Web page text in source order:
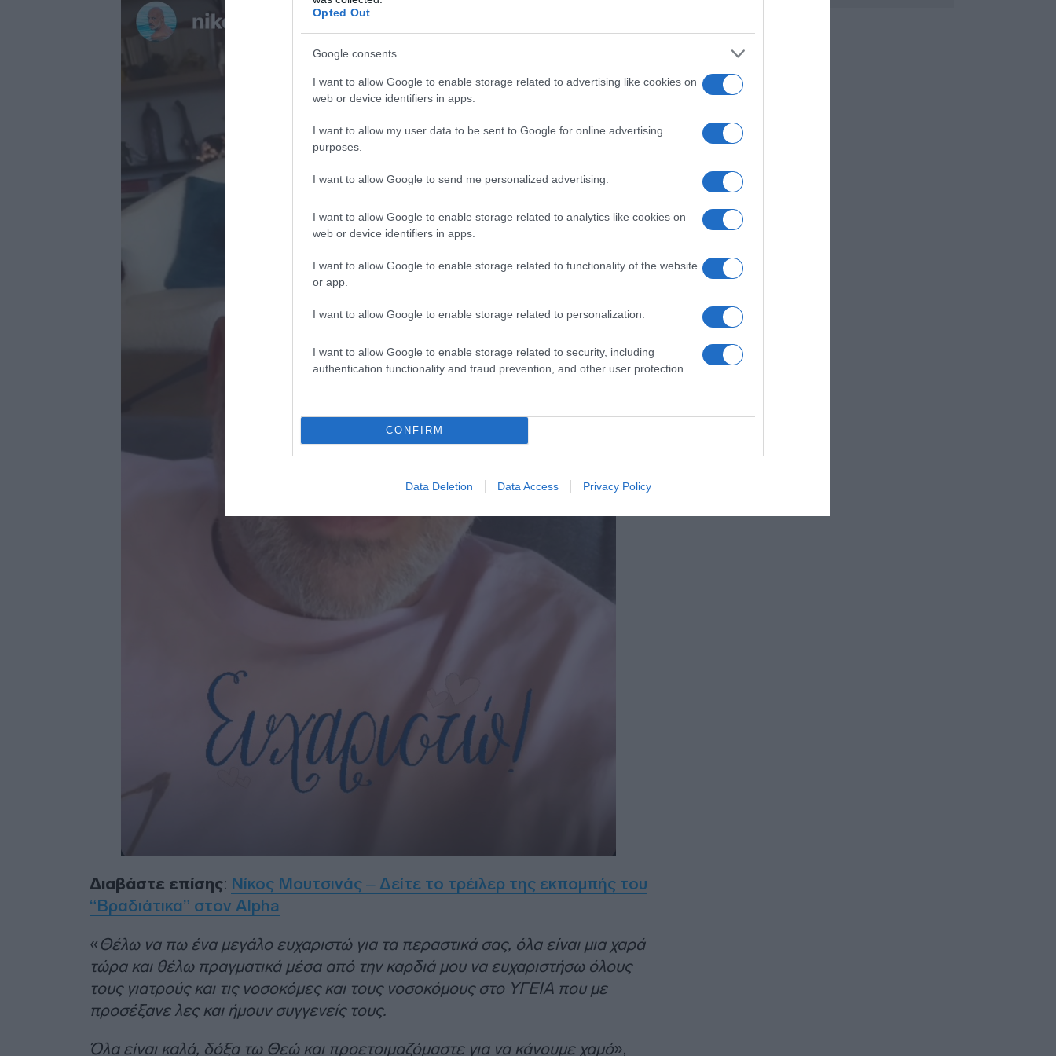
Opted Out
Google consents
I want to allow Google to enable storage related to advertising like cookies on
web or device identifiers in apps.
I want to allow my user data to be sent to Google for online advertising
purposes.
I want to allow Google to send me personalized advertising.
I want to allow Google to enable storage related to analytics like cookies on
web or device identifiers in apps.
I want to allow Google to enable storage related to functionality of the website
or app.
I want to allow Google to enable storage related to personalization.
I want to allow Google to enable storage related to security, including
authentication functionality and fraud prevention, and other user protection.
CONFIRM
Data Deletion Data Access Privacy Policy
Διαβάστε επίσης: Νίκος Μουτσινάς – Δείτε το τρέιλερ της εκπομπής του
“Βραδιάτικα” στον Alpha
«Θέλω να πω ένα μεγάλο ευχαριστώ για τα περαστικά σας, όλα είναι μια χαρά
τώρα και θέλω πραγματικά μέσα από την καρδιά μου να ευχαριστήσω όλους
τους γιατρούς και τις νοσοκόμες και τους νοσοκόμους στο ΥΓΕΙΑ που με
προσέξανε λες και ήμουν συγγενείς τους.
Όλα είναι καλά, δόξα τω Θεώ και προετοιμαζόμαστε για να κάνουμε χαμό»,